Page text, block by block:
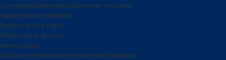
Структурированная кабельная система
Адаптеры оптические
Кабель витая пара
Оптические кроссы
Аксессуары
Кроссы оптические неукомплектованные